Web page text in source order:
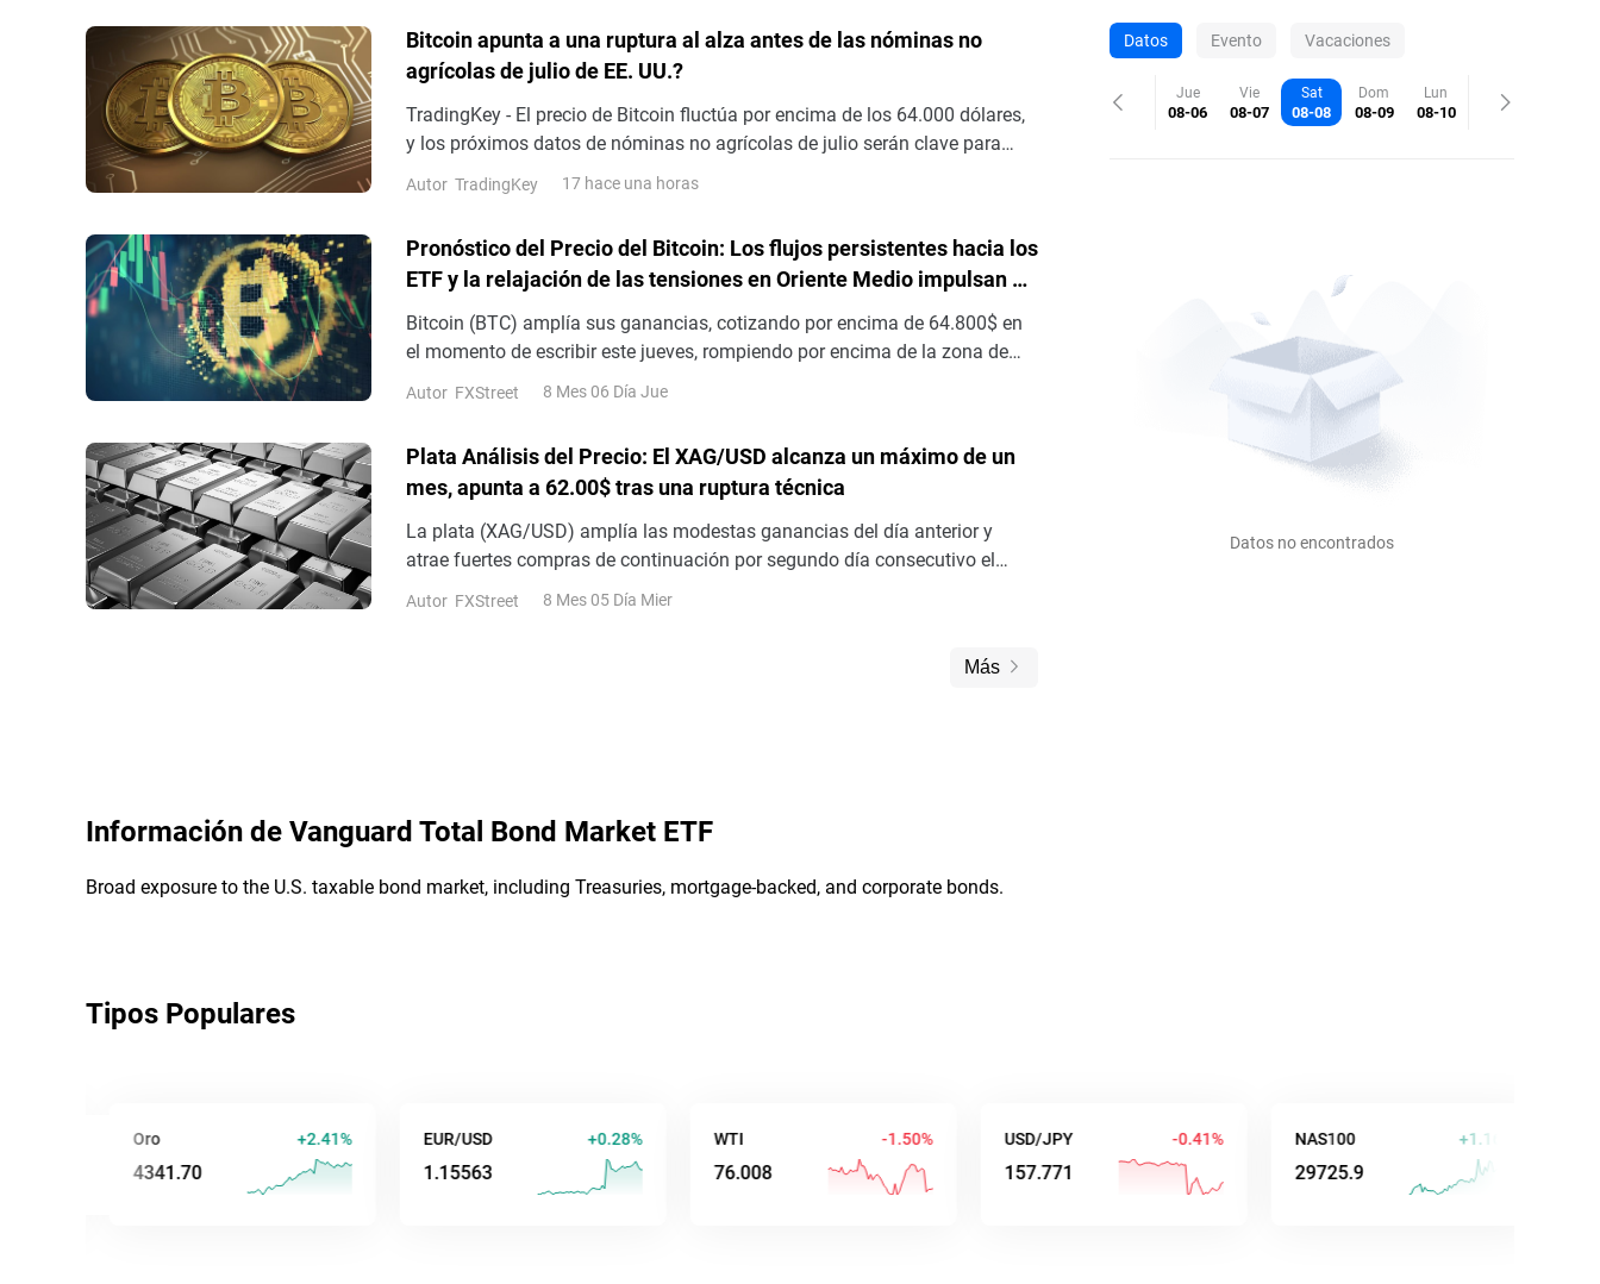
Bitcoin apunta a una ruptura al alza antes de las nóminas no
agrícolas de julio de EE. UU.?
TradingKey - El precio de Bitcoin fluctúa por encima de los 64.000 dólares,
y los próximos datos de nóminas no agrícolas de julio serán clave para
romper el estancamiento de la consolidación.El 7 de a
Autor TradingKey 17 hace una horas
Pronóstico del Precio del Bitcoin: Los flujos persistentes hacia los
ETF y la relajación de las tensiones en Oriente Medio impulsan el
apetito por el riesgo
Bitcoin (BTC) amplía sus ganancias, cotizando por encima de 64.800$ en
el momento de escribir este jueves, rompiendo por encima de la zona de
resistencia clave. La demanda institucional respalda la acción del precio
del BTC, con los fondos cotizados en bolsa (ETF) al contado registrando
Autor FXStreet 8 Mes 06 Día Jue
Plata Análisis del Precio: El XAG/USD alcanza un máximo de un
mes, apunta a 62.00$ tras una ruptura técnica
La plata (XAG/USD) amplía las modestas ganancias del día anterior y
atrae fuertes compras de continuación por segundo día consecutivo el
miércoles. El impulso positivo lleva al metal blanco a la zona de los 62.00$
– su nivel más alto desde el 7 de julio – durante la sesión europea
Autor FXStreet 8 Mes 05 Día Mier
Más
Datos Evento Vacaciones
Jue
08-06
Vie
08-07
Sat
08-08
Dom
08-09
Lun
08-10
Datos no encontrados
Información deVanguard Total Bond Market ETF
Broad exposure to the U.S. taxable bond market, including Treasuries, mortgage-backed, and corporate bonds.
Tipos Populares
+2.41%
4341.70
EUR/USD +0.28%
1.15563
-1.50%
76.008
USD/JPY -0.41%
157.771
NAS100 +1.16%
29725.9